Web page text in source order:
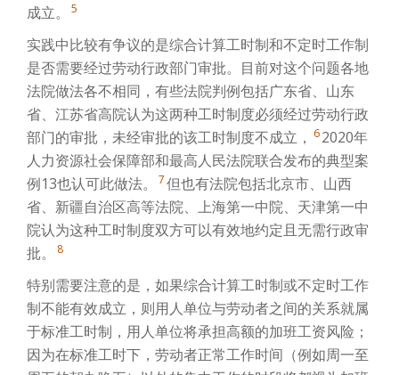
成立。
5
实践中比较有争议的是综合计算工时制和不定时工作制
是否需要经过劳动行政部门审批。目前对这个问题各地
法院做法各不相同，有些法院判例包括广东省、山东
省、江苏省高院认为这两种工时制度必须经过劳动行政
部门的审批，未经审批的该工时制度不成立， 62020年
人力资源社会保障部和最高人民法院联合发布的典型案
例13也认可此做法。
7但也有法院包括北京市、山西
省、新疆自治区高等法院、上海第一中院、天津第一中
院认为这种工时制度双方可以有效地约定且无需行政审
批。
8
特别需要注意的是，如果综合计算工时制或不定时工作
制不能有效成立，则用人单位与劳动者之间的关系就属
于标准工时制，用人单位将承担高额的加班工资风险；
因为在标准工时下，劳动者正常工作时间（例如周一至